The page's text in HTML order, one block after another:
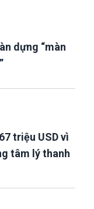
dựng “màn
triệu USD vì
tâm lý thanh